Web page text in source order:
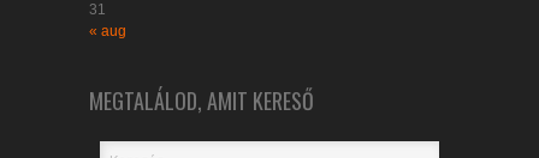
31
« aug
MEGTALÁLOD, AMIT KERESŐ